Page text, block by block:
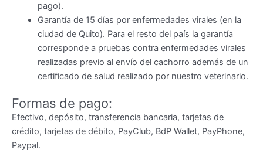
pago).
Garantía de 15 días por enfermedades virales (en la
ciudad de Quito). Para el resto del país la garantía
corresponde a pruebas contra enfermedades virales
realizadas previo al envío del cachorro además de un
certificado de salud realizado por nuestro veterinario.
Formas de pago:
Efectivo, depósito, transferencia bancaria, tarjetas de
crédito, tarjetas de débito, PayClub, BdP Wallet, PayPhone,
Paypal.